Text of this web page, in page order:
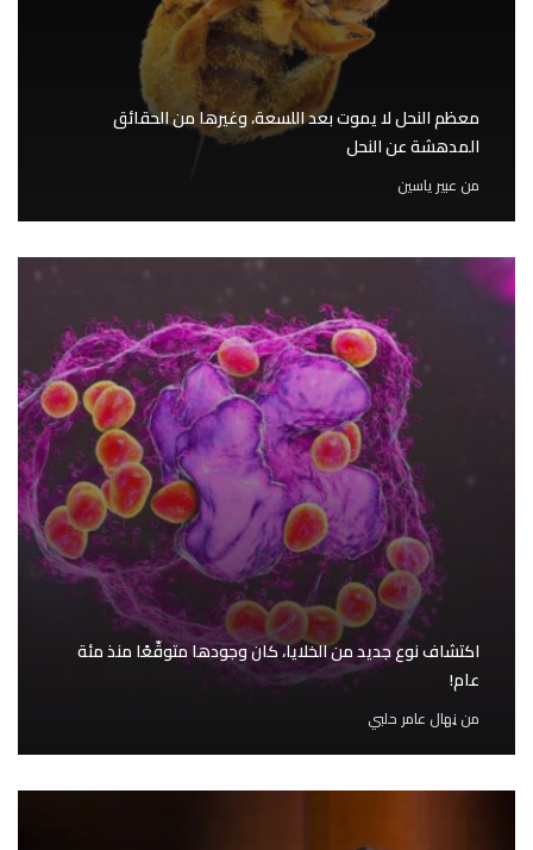
معظم النحل لا يموت بعد اللسعة، وغيرها من الحقائق
المدهشة عن النحل
من عبير ياسين
اكتشاف نوع جديد من الخلايا، كان وجودها متوقّعًا منذ مئة
عام!
مننِهال عامر حلبي